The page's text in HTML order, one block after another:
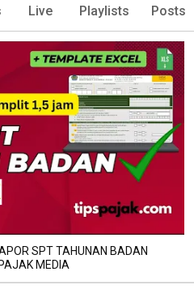
Live Playlists Posts
SPT TAHUNAN BADAN
MEDIA